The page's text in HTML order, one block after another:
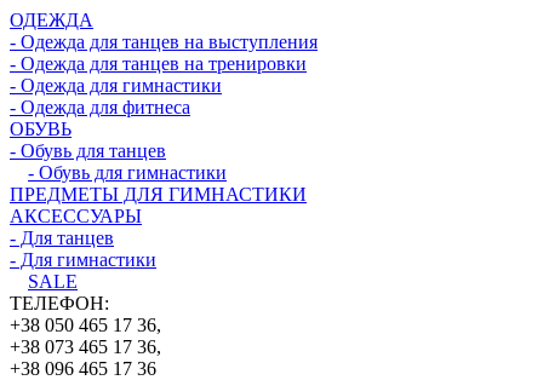
ОДЕЖДА
- Одежда для танцев на выступления
- Одежда для танцев на тренировки
- Одежда для гимнастики
- Одежда для фитнеса
ОБУВЬ
- Обувь для танцев
- Обувь для гимнастики
ПРЕДМЕТЫ ДЛЯ ГИМНАСТИКИ
АКСЕССУАРЫ
- Для танцев
- Для гимнастики
SALE
ТЕЛЕФОН:
+38 050 465 17 36,
+38 073 465 17 36,
+38 096 465 17 36